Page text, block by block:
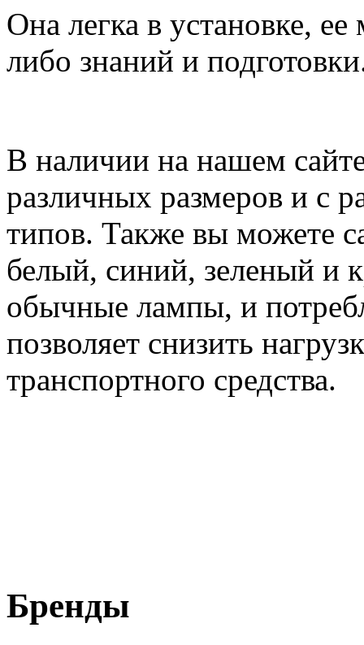
Она легка в установке,
либо знаний и
В наличии на нашем
различных размеров и с
типов. Также вы можете
белый, синий, зеленый и
обычные лампы, и
позволяет снизить
транспортного средства.
Бренды